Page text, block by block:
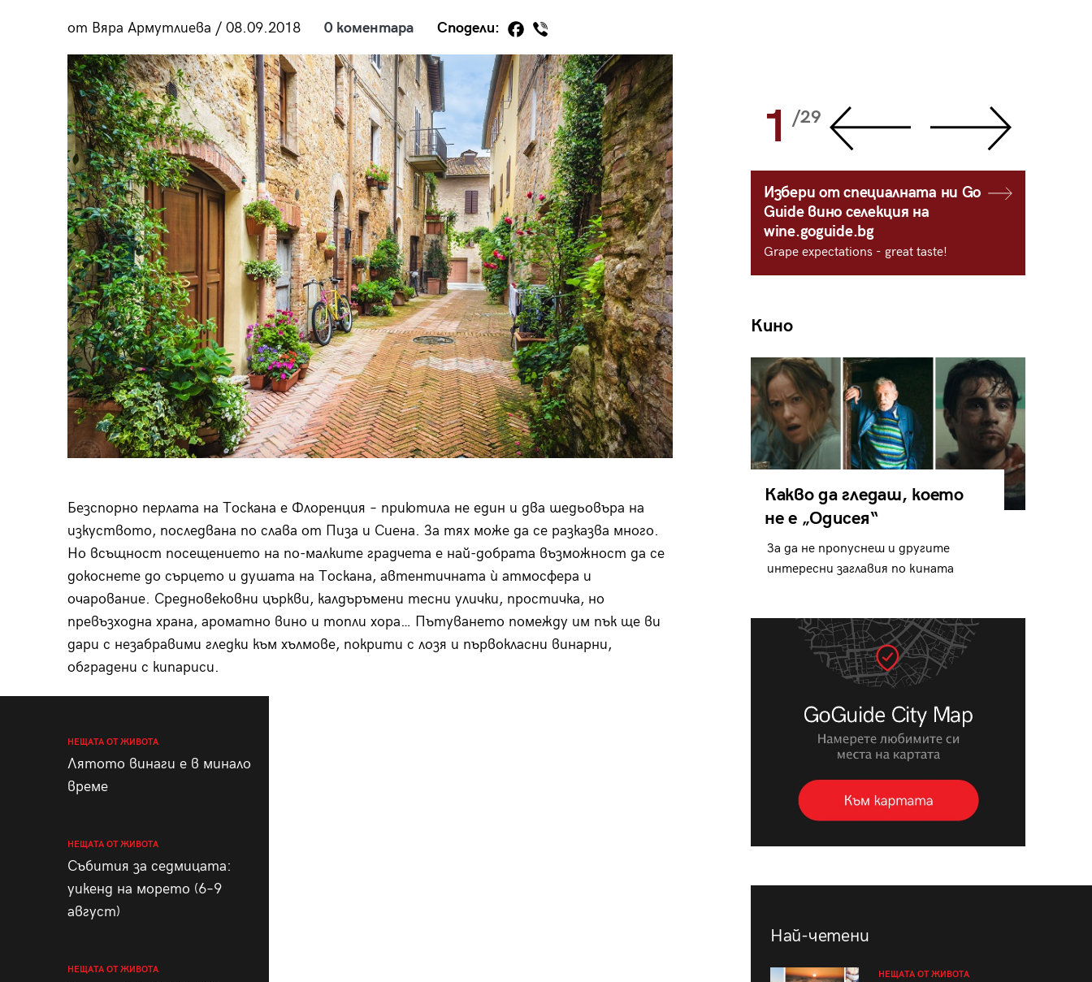
от Вяра Армутлиева / 08.09.2018 0 коментара Сподели:
Безспорно перлата на Тоскана е Флоренция – приютила не един и два шедьовъра на
изкуството, последвана по слава от Пиза и Сиена. За тях може да се разказва много.
Но всъщност посещението на по-малките градчета е най-добрата възможност да се
докоснете до сърцето и душата на Тоскана, автентичната ѝ атмосфера и
очарование. Средновековни църкви, калдъръмени тесни улички, простичка, но
превъзходна храна, ароматно вино и топли хора… Пътуването помежду им пък ще ви
дари с незабравими гледки към хълмове, покрити с лозя и първокласни винарни,
обградени с кипариси.
НЕЩАТА ОТ ЖИВОТА
Лятото винаги е в минало
време
НЕЩАТА ОТ ЖИВОТА
Събития за седмицата:
уикенд на морето (6–9
август)
НЕЩАТА ОТ ЖИВОТА
28/29 29/29 1 /29
Избери от специалната ни Go
Guide вино селекция на
wine.goguide.bg
Grape expectations - great taste!
Кино
Какво да гледаш, което
не е „Одисея“
За да не пропуснеш и другите
интересни заглавия по кината
Най-четени
НЕЩАТА ОТ ЖИВОТА